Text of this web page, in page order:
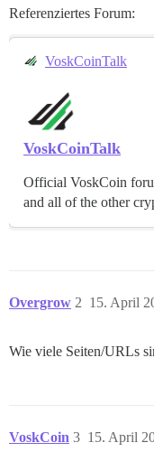
Referenziertes Forum:
VoskCoinTalk
VoskCoinTalk
Official VoskCoin
and all of the other
Overgrow 15. April
2
Wie viele Seiten/URLs
VoskCoin 15. April
3